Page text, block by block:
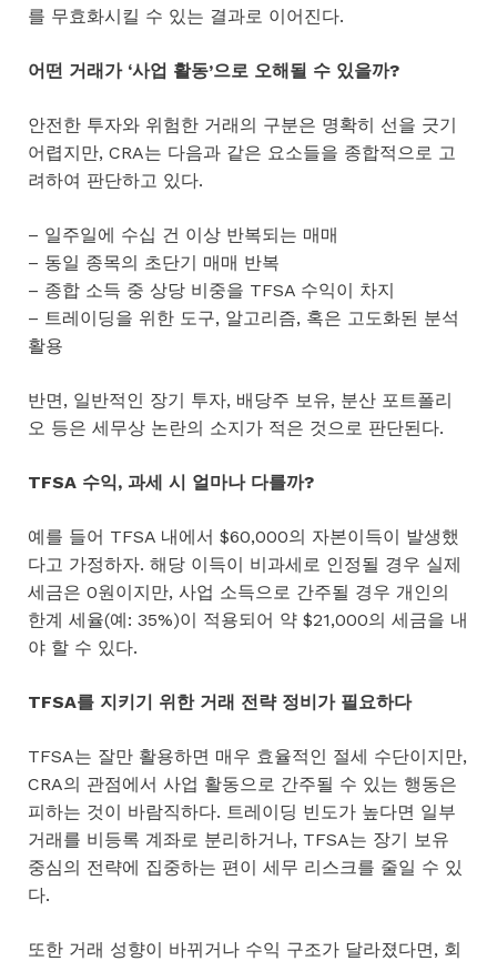
를 무효화시킬 수 있는 결과로 이어진다.
어떤 거래가 ‘사업 활동’으로 오해될 수 있을까?
안전한 투자와 위험한 거래의 구분은 명확히 선을 긋기
어렵지만, CRA는 다음과 같은 요소들을 종합적으로 고
려하여 판단하고 있다.
– 일주일에 수십 건 이상 반복되는 매매
– 동일 종목의 초단기 매매 반복
– 종합 소득 중 상당 비중을 TFSA 수익이 차지
– 트레이딩을 위한 도구, 알고리즘, 혹은 고도화된 분석
활용
반면, 일반적인 장기 투자, 배당주 보유, 분산 포트폴리
오 등은 세무상 논란의 소지가 적은 것으로 판단된다.
TFSA 수익, 과세 시 얼마나 다를까?
예를 들어 TFSA 내에서 $60,000의 자본이득이 발생했
다고 가정하자. 해당 이득이 비과세로 인정될 경우 실제
세금은 0원이지만, 사업 소득으로 간주될 경우 개인의
한계 세율(예: 35%)이 적용되어 약 $21,000의 세금을 내
야 할 수 있다.
TFSA를 지키기 위한 거래 전략 정비가 필요하다
TFSA는 잘만 활용하면 매우 효율적인 절세 수단이지만,
CRA의 관점에서 사업 활동으로 간주될 수 있는 행동은
피하는 것이 바람직하다. 트레이딩 빈도가 높다면 일부
거래를 비등록 계좌로 분리하거나, TFSA는 장기 보유
중심의 전략에 집중하는 편이 세무 리스크를 줄일 수 있
다.
또한 거래 성향이 바뀌거나 수익 구조가 달라졌다면, 회